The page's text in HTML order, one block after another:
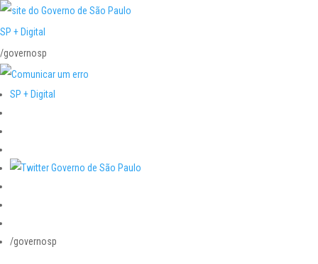
SP + Digital
/governosp
SP + Digital
/governosp